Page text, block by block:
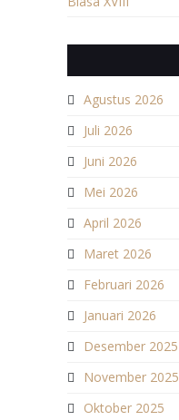
Agustus 2026
Juli 2026
Juni 2026
Mei 2026
April 2026
Maret 2026
Februari 2026
Januari 2026
Desember 2025
November 2025
Oktober 2025